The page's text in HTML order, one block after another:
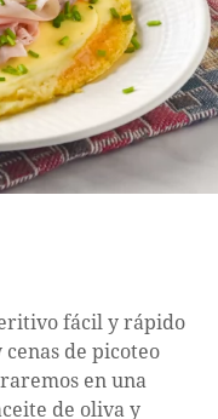
fácil y rápido
de picoteo
en una
de oliva y